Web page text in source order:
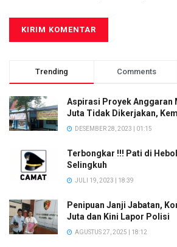
Trending Comments
Aspirasi Proyek Anggaran
Juta Tidak Dikerjakan,
DESEMBER 28, 2023 | 01:15
Terbongkar !!! Pati di
Selingkuh
JULI 19, 2023 | 18:39
Penipuan Janji Jabatan,
Juta dan Kini Lapor Polisi
AGUSTUS 27, 2025 | 18:12